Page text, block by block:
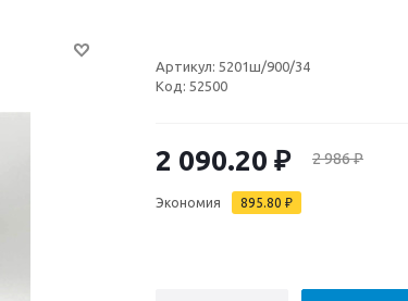
Артикул: 5201ш/900/34
Код: 52500
2 090.20 ₽ 2 986₽
Экономия 895.80 ₽